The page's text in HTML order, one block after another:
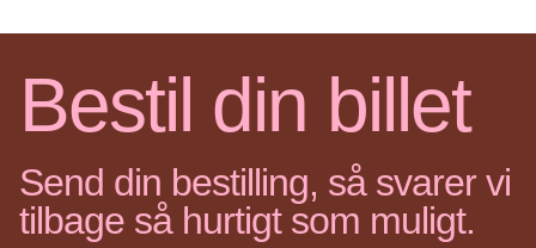
Bestil din billet
Send din bestilling, så svarer vi
tilbage så hurtigt som muligt.